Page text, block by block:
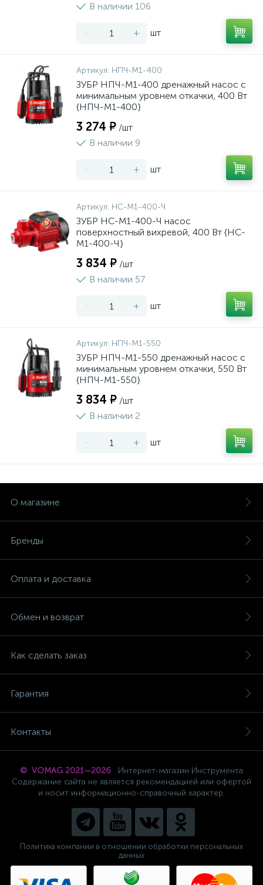
В наличии 106
- + шт
Артикул: НПЧ-М1-400
ЗУБР НПЧ-М1-400 дренажный насос с
минимальным уровнем откачки, 400 Вт
{НПЧ-М1-400}
3 274 ₽ /шт
В наличии 9
- + шт
Артикул: НС-М1-400-Ч
ЗУБР НС-М1-400-Ч насос
поверхностный вихревой, 400 Вт {НС-
М1-400-Ч}
3 834 ₽ /шт
В наличии 57
- + шт
Артикул: НПЧ-М1-550
ЗУБР НПЧ-М1-550 дренажный насос с
минимальным уровнем откачки, 550 Вт
{НПЧ-М1-550}
3 834 ₽ /шт
В наличии 2
- + шт
О магазине
Бренды
Оплата и доставка
Обмен и возврат
Как сделать заказ
Гарантия
Контакты
© VOMAG 2021—2026
Интернет-магазин Инструмента
Содержание сайта не является рекомендацией или офертой
и носит информационно-справочный характер.
Политика компании в отношении обработки персональных
данных